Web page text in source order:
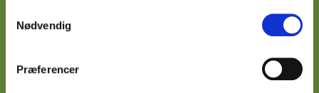
Nødvendig
Præferencer
hvor vi sammen med vores kunder finder